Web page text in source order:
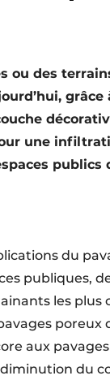
ou des
grâce
une
publics
du
publiques,
les plus
poreux
aux
du